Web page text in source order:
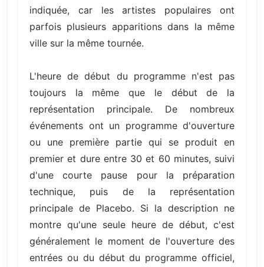
indiquée, car les artistes populaires ont
parfois plusieurs apparitions dans la même
ville sur la même tournée.
L'heure de début du programme n'est pas
toujours la même que le début de la
représentation principale. De nombreux
événements ont un programme d'ouverture
ou une première partie qui se produit en
premier et dure entre 30 et 60 minutes, suivi
d'une courte pause pour la préparation
technique, puis de la représentation
principale de Placebo. Si la description ne
montre qu'une seule heure de début, c'est
généralement le moment de l'ouverture des
entrées ou du début du programme officiel,